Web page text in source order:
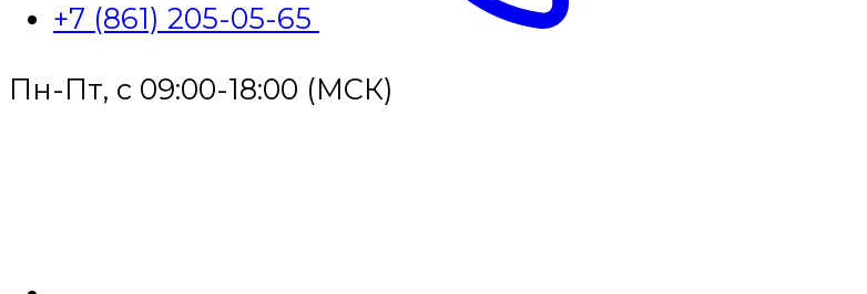
+7 (861) 205-05-65
Пн-Пт, с 09:00-18:00 (МСК)